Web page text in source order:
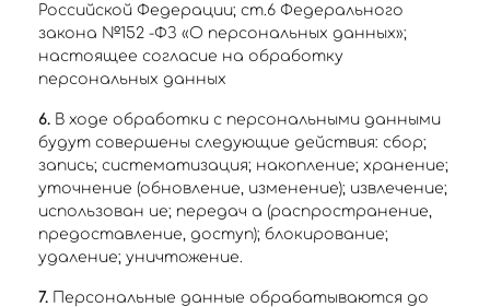
Российской Федерации; ст.6 Федерального
закона №152 -ФЗ «О персональных данных»;
настоящее согласие на обработку
персональных данных
6. В ходе обработки с персональными данными
будут совершены следующие действия: сбор;
запись; систематизация; накопление; хранение;
уточнение (обновление, изменение); извлечение;
использован ие; передач а (распространение,
предоставление, доступ); блокирование;
удаление; уничтожение.
7. Персональные данные обрабатываются до